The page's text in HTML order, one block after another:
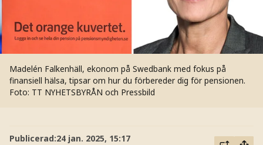
Madelén Falkenhäll, ekonom på Swedbank med fokus på
finansiell hälsa, tipsar om hur du förbereder dig för pensionen.
Foto: TT NYHETSBYRÅN och Pressbild
Publicerad:24 jan. 2025, 15:17